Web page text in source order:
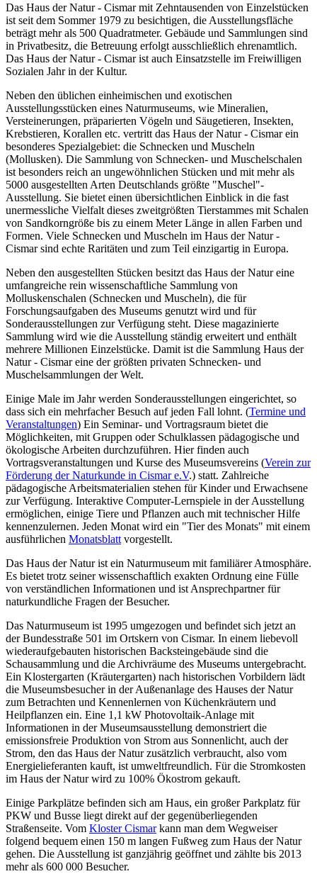
Das Haus der Natur - Cismar mit Zehntausenden von Einzelstücken
ist seit dem Sommer 1979 zu besichtigen, die Ausstellungsfläche
beträgt mehr als 500 Quadratmeter. Gebäude und Sammlungen sind
in Privatbesitz, die Betreuung erfolgt ausschließlich ehrenamtlich.
Das Haus der Natur - Cismar ist auch Einsatzstelle im Freiwilligen
Sozialen Jahr in der Kultur.
Neben den üblichen einheimischen und exotischen
Ausstellungsstücken eines Naturmuseums, wie Mineralien,
Versteinerungen, präparierten Vögeln und Säugetieren, Insekten,
Krebstieren, Korallen etc. vertritt das Haus der Natur - Cismar ein
besonderes Spezialgebiet: die Schnecken und Muscheln
(Mollusken). Die Sammlung von Schnecken- und Muschelschalen
ist besonders reich an ungewöhnlichen Stücken und mit mehr als
5000 ausgestellten Arten Deutschlands größte "Muschel"-
Ausstellung. Sie bietet einen übersichtlichen Einblick in die fast
unermessliche Vielfalt dieses zweitgrößten Tierstammes mit Schalen
von Sandkorngröße bis zu einem Meter Länge in allen Farben und
Formen. Viele Schnecken und Muscheln im Haus der Natur -
Cismar sind echte Raritäten und zum Teil einzigartig in Europa.
Neben den ausgestellten Stücken besitzt das Haus der Natur eine
umfangreiche rein wissenschaftliche Sammlung von
Molluskenschalen (Schnecken und Muscheln), die für
Forschungsaufgaben des Museums genutzt wird und für
Sonderausstellungen zur Verfügung steht. Diese magazinierte
Sammlung wird wie die Ausstellung ständig erweitert und enthält
mehrere Millionen Einzelstücke. Damit ist die Sammlung Haus der
Natur - Cismar eine der größten privaten Schnecken- und
Muschelsammlungen der Welt.
Einige Male im Jahr werden Sonderausstellungen eingerichtet, so
dass sich ein mehrfacher Besuch auf jeden Fall lohnt. (Termine und
Veranstaltungen) Ein Seminar- und Vortragsraum bietet die
Möglichkeiten, mit Gruppen oder Schulklassen pädagogische und
ökologische Arbeiten durchzuführen. Hier finden auch
Vortragsveranstaltungen und Kurse des Museumsvereins (Verein zur
Förderung der Naturkunde in Cismar e.V.) statt. Zahlreiche
pädagogische Arbeitsmaterialien stehen für Kinder und Erwachsene
zur Verfügung. Interaktive Computer-Lernspiele in der Ausstellung
ermöglichen, einige Tiere und Pflanzen auch mit technischer Hilfe
kennenzulernen. Jeden Monat wird ein "Tier des Monats" mit einem
ausführlichen Monatsblatt vorgestellt.
Das Haus der Natur ist ein Naturmuseum mit familiärer Atmosphäre.
Es bietet trotz seiner wissenschaftlich exakten Ordnung eine Fülle
von verständlichen Informationen und ist Ansprechpartner für
naturkundliche Fragen der Besucher.
Das Naturmuseum ist 1995 umgezogen und befindet sich jetzt an
der Bundesstraße 501 im Ortskern von Cismar. In einem liebevoll
wiederaufgebauten historischen Backsteingebäude sind die
Schausammlung und die Archivräume des Museums untergebracht.
Ein Klostergarten (Kräutergarten) nach historischen Vorbildern lädt
die Museumsbesucher in der Außenanlage des Hauses der Natur
zum Betrachten und Kennenlernen von Küchenkräutern und
Heilpflanzen ein. Eine 1,1 kW Photovoltaik-Anlage mit
Informationen in der Museumsausstellung demonstriert die
emissionsfreie Produktion von Strom aus Sonnenlicht, auch der
Strom, den das Haus der Natur zusätzlich verbraucht, also vom
Energielieferanten kauft, ist umweltfreundlich. Für die Stromkosten
im Haus der Natur wird zu 100% Ökostrom gekauft.
Einige Parkplätze befinden sich am Haus, ein großer Parkplatz für
PKW und Busse liegt direkt auf der gegenüberliegenden
Straßenseite. Vom Kloster Cismarkann man dem Wegweiser
folgend bequem einen 150 m langen Fußweg zum Haus der Natur
gehen. Die Ausstellung ist ganzjährig geöffnet und zählte bis 2013
mehr als 600 000 Besucher.